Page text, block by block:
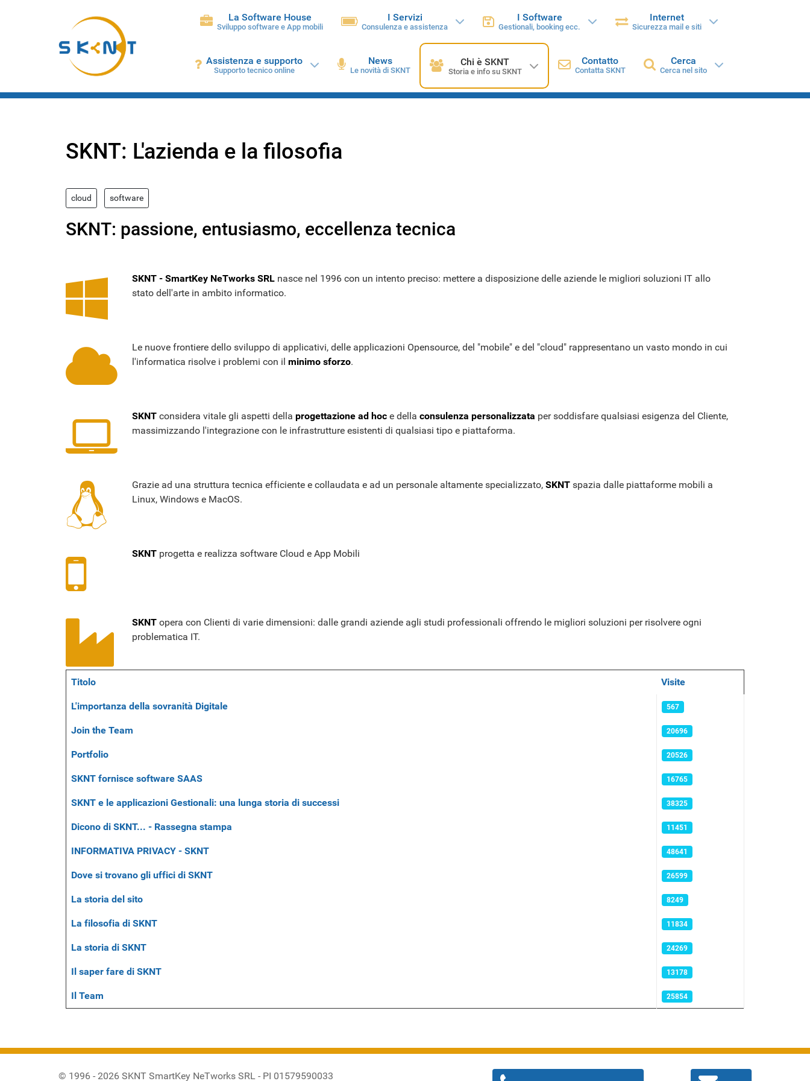
La Software House
Sviluppo software e App mobili
I Servizi
Consulenza e assistenza
I Software
Gestionali, booking ecc.
Internet
Sicurezza mail e siti
Assistenza e supporto
Supporto tecnico online
News
Le novità di SKNT
Chi è SKNT
Storia e info su SKNT
Contatto
Contatta SKNT
Cerca
Cerca nel sito
SKNT: L'azienda e la filosofia
cloud software
SKNT: passione, entusiasmo, eccellenza tecnica
SKNT - SmartKey NeTworks SRL nasce nel 1996 con un intento preciso: mettere a disposizione delle aziende le migliori soluzioni IT allo
stato dell'arte in ambito informatico.
Le nuove frontiere dello sviluppo di applicativi, delle applicazioni Opensource, del "mobile" e del "cloud" rappresentano un vasto mondo in cui
l'informatica risolve i problemi con il minimo sforzo.
SKNT considera vitale gli aspetti della progettazione ad hoc e della consulenza personalizzata per soddisfare qualsiasi esigenza del Cliente,
massimizzando l'integrazione con le infrastrutture esistenti di qualsiasi tipo e piattaforma.
Grazie ad una struttura tecnica efficiente e collaudata e ad un personale altamente specializzato, SKNT spazia dalle piattaforme mobili a
Linux, Windows e MacOS.
SKNT progetta e realizza software Cloud e App Mobili
SKNT opera con Clienti di varie dimensioni: dalle grandi aziende agli studi professionali offrendo le migliori soluzioni per risolvere ogni
problematica IT.
Articoli
Titolo Visite
L'importanza della sovranità Digitale 567
Join the Team 20696
Portfolio 20526
SKNT fornisce software SAAS 16765
SKNT e le applicazioni Gestionali: una lunga storia di successi 38325
Dicono di SKNT... - Rassegna stampa 11451
INFORMATIVA PRIVACY - SKNT 48641
Dove si trovano gli uffici di SKNT 26599
La storia del sito 8249
La filosofia di SKNT 11834
La storia di SKNT 24269
Il saper fare di SKNT 13178
Il Team 25854
© 1996 - 2026 SKNT SmartKey NeTworks SRL - PI 01579590033